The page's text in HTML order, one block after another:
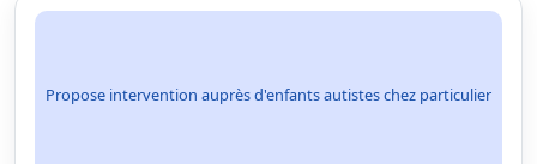
Propose intervention auprès d'enfants autistes chez particulier